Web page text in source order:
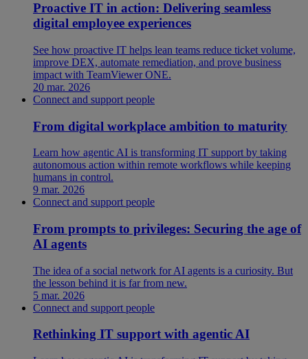
Proactive IT in action: Delivering seamless
digital employee experiences
See how proactive IT helps lean teams reduce ticket volume,
improve DEX, automate remediation, and prove business
impact with TeamViewer ONE.
20 mar. 2026
Connect and support people
From digital workplace ambition to maturity
Learn how agentic AI is transforming IT support by taking
autonomous action within remote workflows while keeping
humans in control.
9 mar. 2026
Connect and support people
From prompts to privileges: Securing the age of
AI agents
The idea of a social network for AI agents is a curiosity. But
the lesson behind it is far from new.
5 mar. 2026
Connect and support people
Rethinking IT support with agentic AI